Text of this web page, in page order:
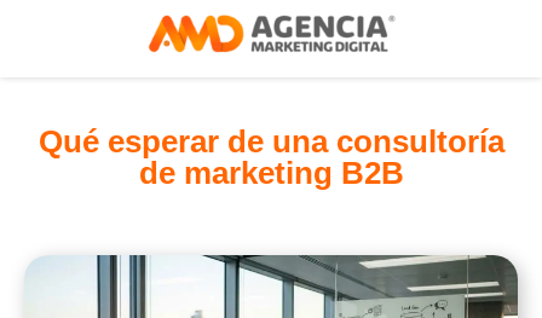
Qué esperar de una consultoría
de marketing B2B